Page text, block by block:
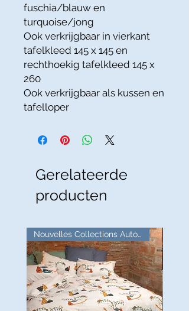
fuschia/blauw en
turquoise/jong
Ook verkrijgbaar in vierkant
tafelkleed 145 x 145 en
rechthoekig tafelkleed 145 x
260
Ook verkrijgbaar als kussen en
tafelloper
Gerelateerde
producten
Nouvelles Collections Automne